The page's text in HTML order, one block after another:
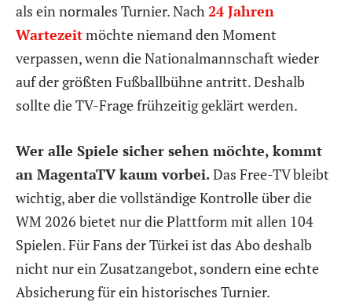
als ein normales Turnier. Nach 24 Jahren
Wartezeitmöchte niemand den Moment
verpassen, wenn die Nationalmannschaft wieder
auf der größten Fußballbühne antritt. Deshalb
sollte die TV-Frage frühzeitig geklärt werden.
Wer alle Spiele sicher sehen möchte, kommt
an MagentaTV kaum vorbei.Das Free-TV bleibt
wichtig, aber die vollständige Kontrolle über die
WM 2026 bietet nur die Plattform mit allen 104
Spielen. Für Fans der Türkei ist das Abo deshalb
nicht nur ein Zusatzangebot, sondern eine echte
Absicherung für ein historisches Turnier.